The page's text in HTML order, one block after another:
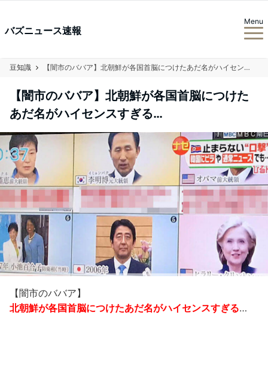
バズニュース速報
Menu
豆知識 【闇市のババア】北朝鮮が各国首脳につけたあだ名がハイセンスすぎる…
【闇市のババア】北朝鮮が各国首脳につけた
あだ名がハイセンスすぎる…
【闇市のババア】
北朝鮮が各国首脳につけたあだ名がハイセンスすぎる…